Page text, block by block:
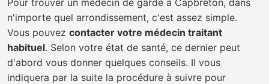
Pour trouver un médecin de garde à Capbreton, dans
n'importe quel arrondissement, c'est assez simple.
Vous pouvez contacter votre médecin traitant
habituel. Selon votre état de santé, ce dernier peut
d'abord vous donner quelques conseils. Il vous
indiquera par la suite la procédure à suivre pour